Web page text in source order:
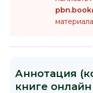
материала
Аннотация
книге